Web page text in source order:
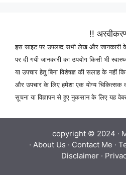
!!
इस साइट पर उपलब्द सभी लेख और जानकारी
पर दी गयी जानकारी का उपयोग किसी भी
या उपचार हेतु बिना विशेषज्ञ की सलाह के नहीं
और उपचार के लिए हमेशा एक योग्य चिकित्सक
सूचना या विज्ञापन से हुए नुकसान के लिए यह
copyright © 2024 ·
· About Us · Contact Me ·
Disclaimer ·